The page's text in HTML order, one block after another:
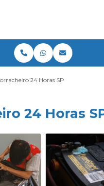
24 Horas SP
24 Horas